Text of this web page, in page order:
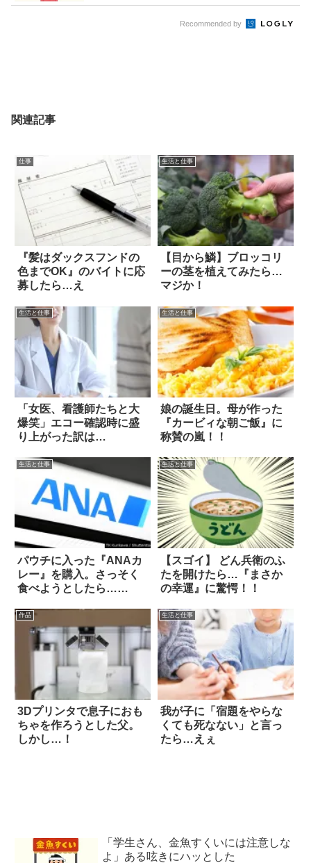
Recommended by
関連記事
仕事
『髪はダックスフンドの
色までOK』のバイトに応
募したら…え
生活と仕事
【目から鱗】ブロッコリ
ーの茎を植えてみたら…
マジか！
生活と仕事
「女医、看護師たちと大
爆笑」エコー確認時に盛
り上がった訳は…
生活と仕事
娘の誕生日。母が作った
『カービィな朝ご飯』に
称賛の嵐！！
生活と仕事
パウチに入った『ANAカ
レー』を購入。さっそく
食べようとしたら…
生活と仕事
【スゴイ】 どん兵衛のふ
たを開けたら…『まさか
の幸運』に驚愕！！
作品
3Dプリンタで息子におも
ちゃを作ろうとした父。
しかし…！
生活と仕事
我が子に「宿題をやらな
くても死なない」と言っ
たら…えぇ
「学生さん、金魚すくいには注意しな
よ」ある呟きにハッとした